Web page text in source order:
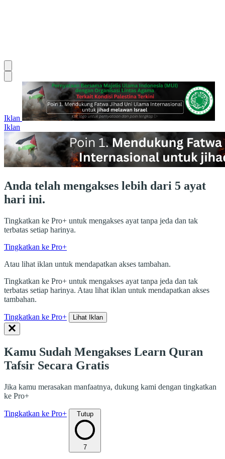
Iklan
Iklan
Anda telah mengakses lebih dari 5 ayat
hari ini.
Tingkatkan ke Pro+ untuk mengakses ayat tanpa jeda dan tak
terbatas setiap harinya.
Tingkatkan ke Pro+
Atau lihat iklan untuk mendapatkan akses tambahan.
Tingkatkan ke Pro+ untuk mengakses ayat tanpa jeda dan tak
terbatas setiap harinya. Atau lihat iklan untuk mendapatkan akses
tambahan.
Tingkatkan ke Pro+ Lihat Iklan
Kamu Sudah Mengakses Learn Quran
Tafsir Secara Gratis
Jika kamu merasakan manfaatnya, dukung kami dengan tingkatkan
ke Pro+
Tingkatkan ke Pro+ Tutup
7